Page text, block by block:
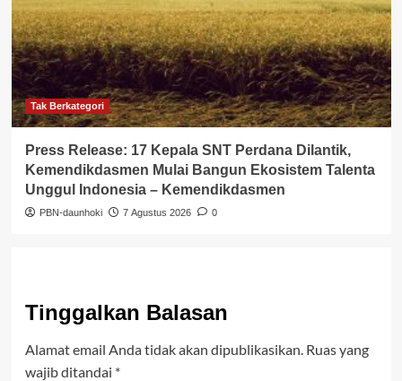
Tak Berkategori
Press Release: 17 Kepala SNT Perdana Dilantik,
Kemendikdasmen Mulai Bangun Ekosistem Talenta
Unggul Indonesia – Kemendikdasmen
PBN-daunhoki 7 Agustus 2026 0
Tinggalkan Balasan
Alamat email Anda tidak akan dipublikasikan. Ruas yang
wajib ditandai *